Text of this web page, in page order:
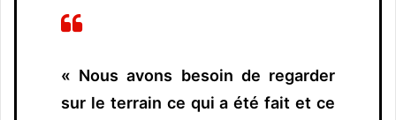
« Nous avons besoin de regarder
sur le terrain ce qui a été fait et ce